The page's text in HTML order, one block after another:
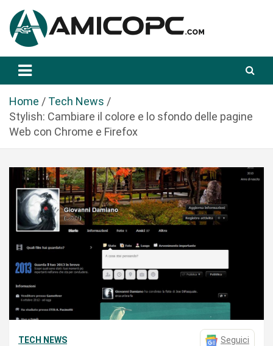
a
Amicopc.com
Home
Tech News
Stylish: Cambiare il colore e lo sfondo delle pagine
Web con Chrome e Firefox
TECH NEWS Seguici